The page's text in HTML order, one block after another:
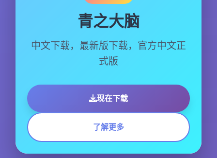
青之大脑
中文下载，最新版下载，官方中文正
式版
现在下载
了解更多